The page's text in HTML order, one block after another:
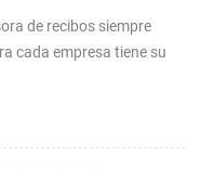
de recibos siempre
cada empresa tiene su